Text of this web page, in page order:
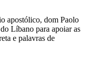
apostólico, dom Paolo
Líbano para apoiar as
e palavras de